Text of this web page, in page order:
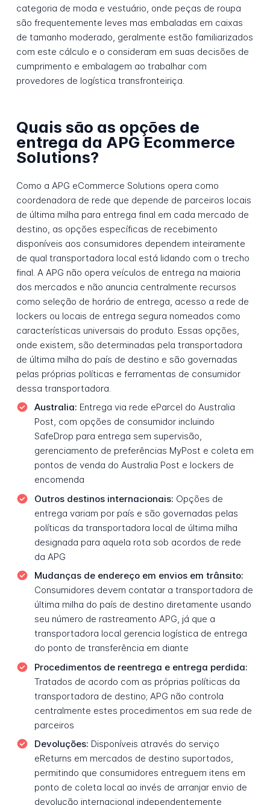
categoria de moda e vestuário, onde peças de roupa
são frequentemente leves mas embaladas em caixas
de tamanho moderado, geralmente estão familiarizados
com este cálculo e o consideram em suas decisões de
cumprimento e embalagem ao trabalhar com
provedores de logística transfronteiriça.
Quais são as opções de
entrega da APG Ecommerce
Solutions?
Como a APG eCommerce Solutions opera como
coordenadora de rede que depende de parceiros locais
de última milha para entrega final em cada mercado de
destino, as opções específicas de recebimento
disponíveis aos consumidores dependem inteiramente
de qual transportadora local está lidando com o trecho
final. A APG não opera veículos de entrega na maioria
dos mercados e não anuncia centralmente recursos
como seleção de horário de entrega, acesso a rede de
lockers ou locais de entrega segura nomeados como
características universais do produto. Essas opções,
onde existem, são determinadas pela transportadora
de última milha do país de destino e são governadas
pelas próprias políticas e ferramentas de consumidor
dessa transportadora.
Australia: Entrega via rede eParcel do Australia
Post, com opções de consumidor incluindo
SafeDrop para entrega sem supervisão,
gerenciamento de preferências MyPost e coleta em
pontos de venda do Australia Post e lockers de
encomenda
Outros destinos internacionais: Opções de
entrega variam por país e são governadas pelas
políticas da transportadora local de última milha
designada para aquela rota sob acordos de rede
da APG
Mudanças de endereço em envios em trânsito:
Consumidores devem contatar a transportadora de
última milha do país de destino diretamente usando
seu número de rastreamento APG, já que a
transportadora local gerencia logística de entrega
do ponto de transferência em diante
Procedimentos de reentrega e entrega perdida:
Tratados de acordo com as próprias políticas da
transportadora de destino; APG não controla
centralmente estes procedimentos em sua rede de
parceiros
Devoluções: Disponíveis através do serviço
eReturns em mercados de destino suportados,
permitindo que consumidores entreguem itens em
ponto de coleta local ao invés de arranjar envio de
devolução internacional independentemente